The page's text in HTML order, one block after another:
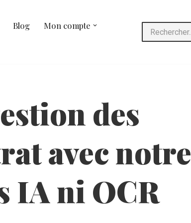
Blog
Mon compte
des
avec notre
IA ni OCR